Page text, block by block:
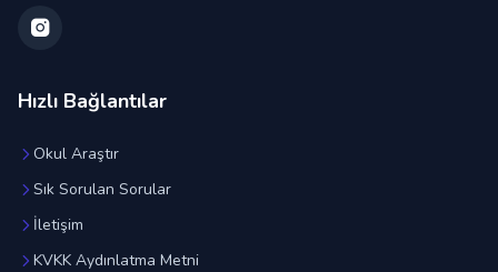
Hızlı Bağlantılar
Okul Araştır
Sık Sorulan Sorular
İletişim
KVKK Aydınlatma Metni